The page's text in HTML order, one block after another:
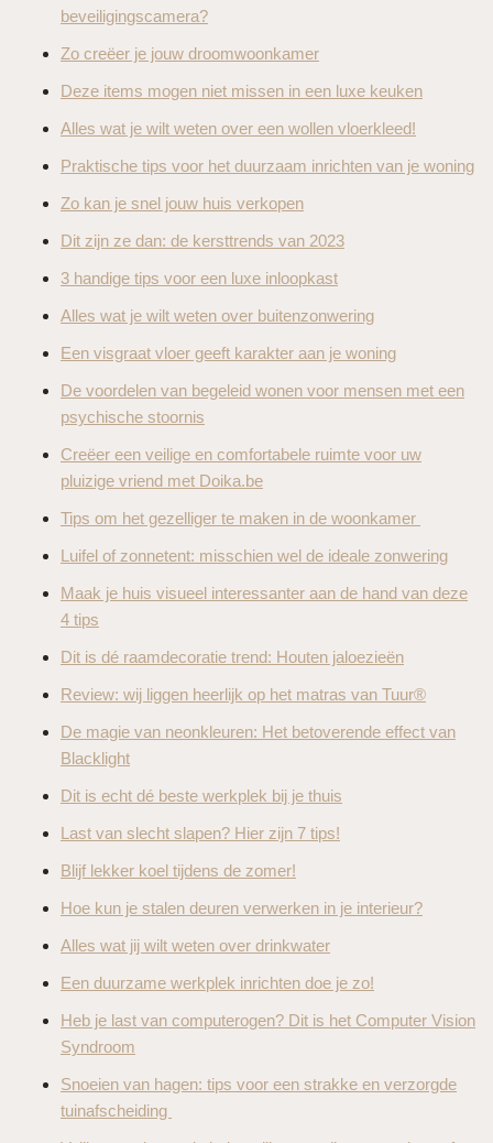
beveiligingscamera?
Zo creëer je jouw droomwoonkamer
Deze items mogen niet missen in een luxe keuken
Alles wat je wilt weten over een wollen vloerkleed!
Praktische tips voor het duurzaam inrichten van je woning
Zo kan je snel jouw huis verkopen
Dit zijn ze dan: de kersttrends van 2023
3 handige tips voor een luxe inloopkast
Alles wat je wilt weten over buitenzonwering
Een visgraat vloer geeft karakter aan je woning
De voordelen van begeleid wonen voor mensen met een
psychische stoornis
Creëer een veilige en comfortabele ruimte voor uw
pluizige vriend met Doika.be
Tips om het gezelliger te maken in de woonkamer
Luifel of zonnetent: misschien wel de ideale zonwering
Maak je huis visueel interessanter aan de hand van deze
4 tips
Dit is dé raamdecoratie trend: Houten jaloezieën
Review: wij liggen heerlijk op het matras van Tuur®
De magie van neonkleuren: Het betoverende effect van
Blacklight
Dit is echt dé beste werkplek bij je thuis
Last van slecht slapen? Hier zijn 7 tips!
Blijf lekker koel tijdens de zomer!
Hoe kun je stalen deuren verwerken in je interieur?
Alles wat jij wilt weten over drinkwater
Een duurzame werkplek inrichten doe je zo!
Heb je last van computerogen? Dit is het Computer Vision
Syndroom
Snoeien van hagen: tips voor een strakke en verzorgde
tuinafscheiding